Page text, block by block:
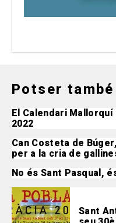
Potser
El Calendari
2022
Can Costeta de
per a la cria de
No és Sant Pasqual,
Sant